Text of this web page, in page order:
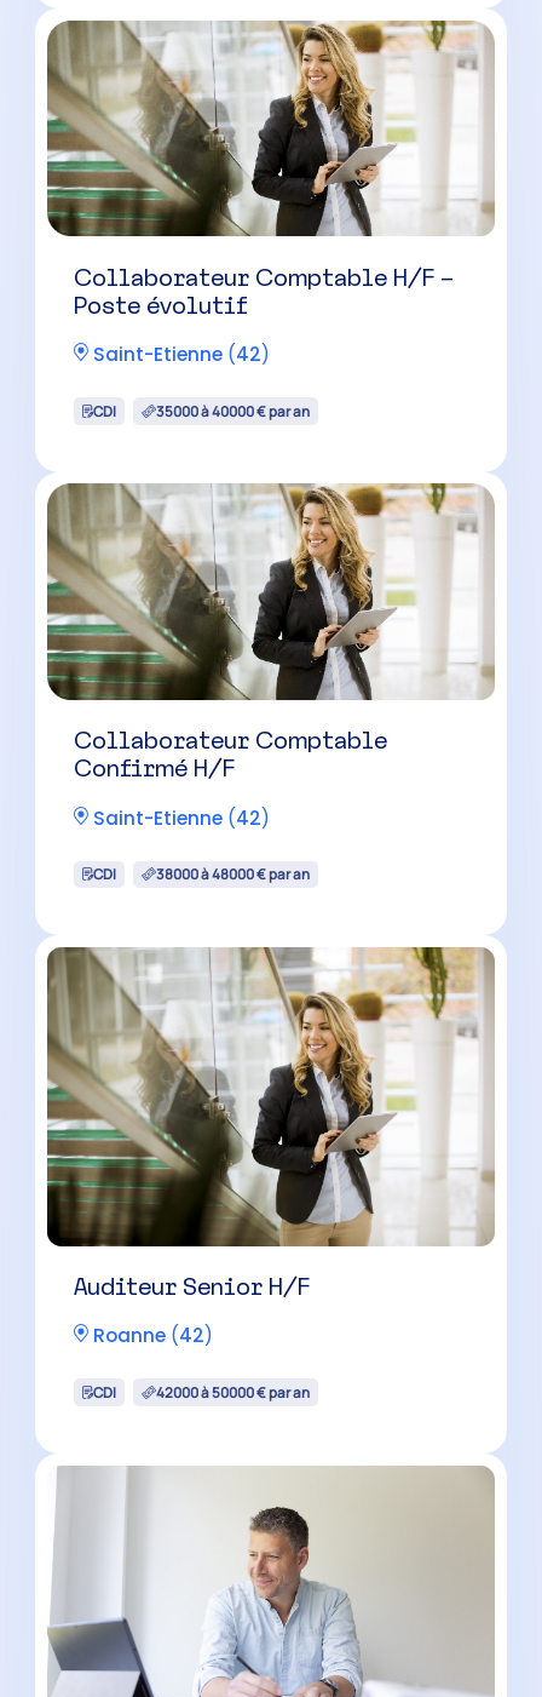
Collaborateur Comptable H/F –
Poste évolutif
Saint-Etienne (42)
CDI 35000 à 40000 € par an
Collaborateur Comptable
Confirmé H/F
Saint-Etienne (42)
CDI 38000 à 48000 € par an
Auditeur Senior H/F
Roanne (42)
CDI 42000 à 50000 € par an